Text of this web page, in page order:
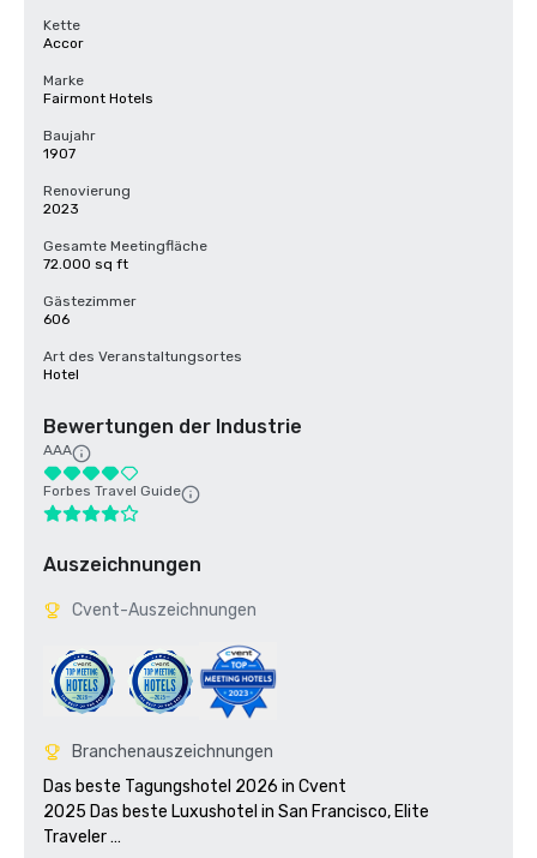
Kette
Accor
Marke
Fairmont Hotels
Baujahr
1907
Renovierung
2023
Gesamte Meetingfläche
72.000 sq ft
Gästezimmer
606
Art des Veranstaltungsortes
Hotel
Bewertungen der Industrie
AAA
Forbes Travel Guide
Auszeichnungen
Cvent-Auszeichnungen
Branchenauszeichnungen
Das beste Tagungshotel 2026 in Cvent
2025 Das beste Luxushotel in San Francisco, Elite
Traveler